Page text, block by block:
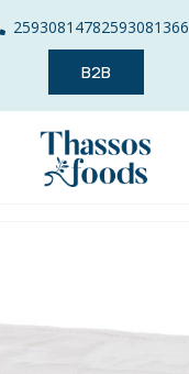
25930814782593081366
B2B